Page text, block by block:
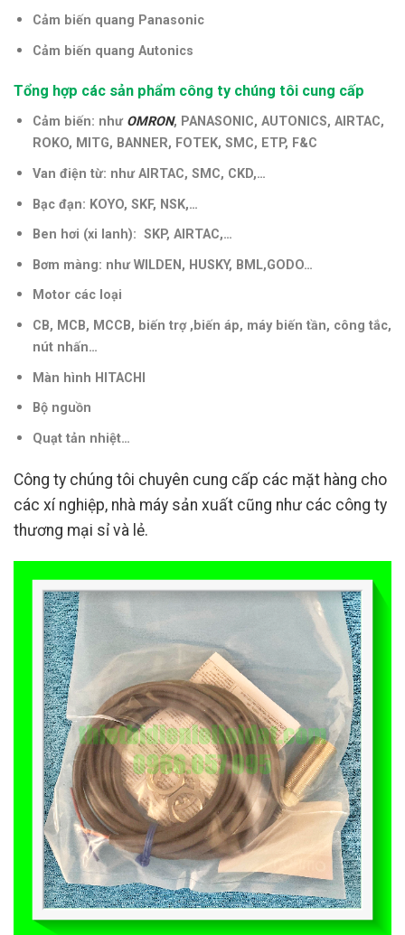
Cảm biến quang Panasonic
Cảm biến quang Autonics
Tổng hợp các sản phẩm công ty chúng tôi cung cấp
Cảm biến: như OMRON, PANASONIC, AUTONICS, AIRTAC,
ROKO, MITG, BANNER, FOTEK, SMC, ETP, F&C
Van điện từ: như AIRTAC, SMC, CKD,…
Bạc đạn: KOYO, SKF, NSK,…
Ben hơi (xi lanh): SKP, AIRTAC,…
Bơm màng: như WILDEN, HUSKY, BML,GODO…
Motor các loại
CB, MCB, MCCB, biến trợ ,biến áp, máy biến tần, công tắc,
nút nhấn…
Màn hình HITACHI
Bộ nguồn
Quạt tản nhiệt…
Công ty chúng tôi chuyên cung cấp các mặt hàng cho
các xí nghiệp, nhà máy sản xuất cũng như các công ty
thương mại sỉ và lẻ.